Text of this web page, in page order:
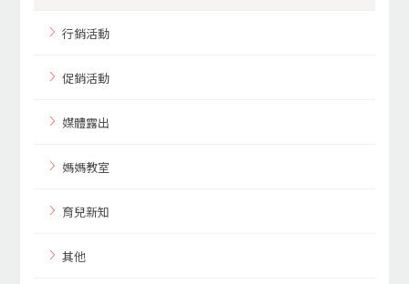
行銷活動
促銷活動
媒體露出
媽媽教室
育兒新知
其他